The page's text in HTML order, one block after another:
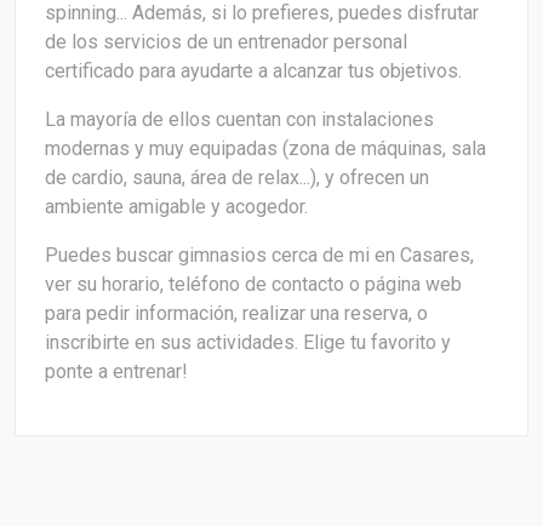
spinning... Además, si lo prefieres, puedes disfrutar
de los servicios de un entrenador personal
certificado para ayudarte a alcanzar tus objetivos.
La mayoría de ellos cuentan con instalaciones
modernas y muy equipadas (zona de máquinas, sala
de cardio, sauna, área de relax...), y ofrecen un
ambiente amigable y acogedor.
Puedes buscar gimnasios cerca de mi en Casares,
ver su horario, teléfono de contacto o página web
para pedir información, realizar una reserva, o
inscribirte en sus actividades. Elige tu favorito y
ponte a entrenar!